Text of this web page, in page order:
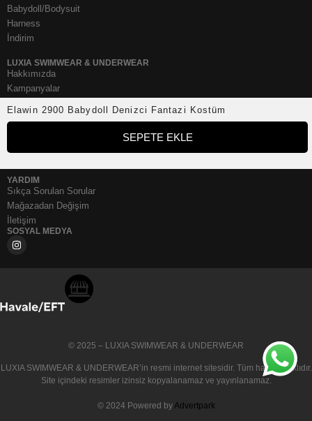
Elawin 2900 Babydoll Denizci Fantazi Kostüm
SEPETE EKLE
Babydoll/Bodysuit
Harness
İndirim
LUXIA SWIMWEAR & UNDERWEAR
Hakkımızda
Kampanyalar
Teslimat & İade Koşulları
YARDIM
Sıkça Sorulan Sorular
Mağazadan Değişim
İletişim
SOSYAL MEDYA
© 2025 – LUXIA SWIMWEAR & UNDERWEAR
LUXIA SWIMWEAR & UNDERWEAR’in resmi internet sitesidir. Tüm hakları saklıdır.
Site içindeki resimler izinsiz kopyalanamaz ve yayınlanamaz.
© 2024 Powered byAdvertpark